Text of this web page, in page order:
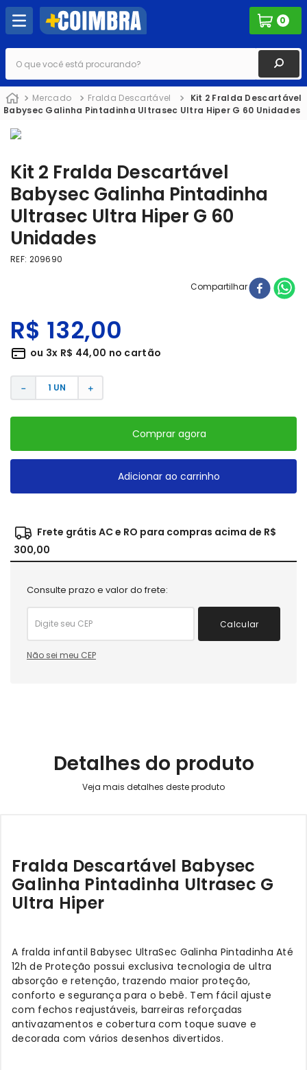
0
O que você está procurando?
Mercado Fralda Descartável
Kit 2 Fralda Descartável
Babysec Galinha Pintadinha Ultrasec Ultra Hiper G 60 Unidades
Kit 2 Fralda Descartável
Babysec Galinha Pintadinha
Ultrasec Ultra Hiper G 60
Unidades
REF: 209690
Compartilhar
R$ 132,00
ou 3x R$ 44,00 no cartão
＋
－
Comprar agora
Adicionar ao carrinho
Frete grátis AC e RO para compras acima de R$
300,00
Consulte prazo e valor do frete:
Calcular
Não sei meu CEP
Detalhes do produto
Fralda Descartável Babysec
Galinha Pintadinha Ultrasec G
Ultra Hiper
A fralda infantil Babysec UltraSec Galinha Pintadinha Até
12h de Proteção possui exclusiva tecnologia de ultra
absorção e retenção, trazendo maior proteção,
conforto e segurança para o bebê. Tem fácil ajuste
com fechos reajustáveis, barreiras reforçadas
antivazamentos e cobertura com toque suave e
decorada com vários desenhos divertidos.